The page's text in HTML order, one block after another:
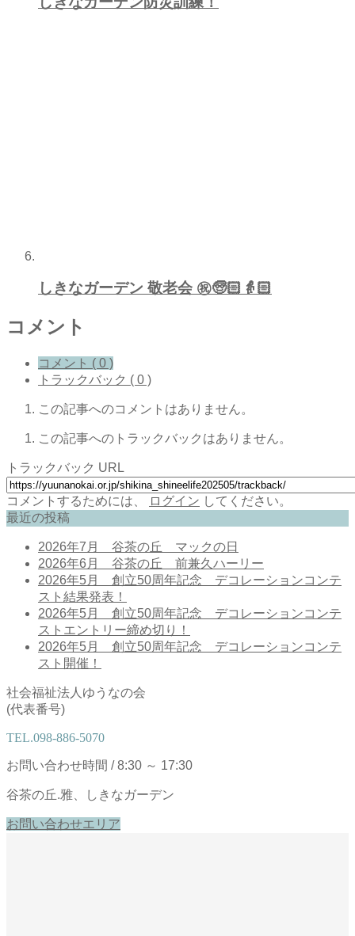
しきなガーデン 敬老会 ㊗️🧓🏻👵🏻
コメント
コメント ( 0 )
トラックバック ( 0 )
この記事へのコメントはありません。
この記事へのトラックバックはありません。
トラックバック URL
コメントするためには、 ログイン してください。
最近の投稿
2026年7月 谷茶の丘 マックの日
2026年6月 谷茶の丘 前兼久ハーリー
2026年5月 創立50周年記念 デコレーションコンテ
スト結果発表！
2026年5月 創立50周年記念 デコレーションコンテ
ストエントリー締め切り！
2026年5月 創立50周年記念 デコレーションコンテ
スト開催！
社会福祉法人ゆうなの会
(代表番号)
TEL.098-886-5070
お問い合わせ時間 / 8:30 ～ 17:30
谷茶の丘.雅、しきなガーデン
お問い合わせエリア